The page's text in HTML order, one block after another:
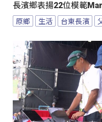
長濱鄉表揚22位模範
原鄉 生活 台東長濱